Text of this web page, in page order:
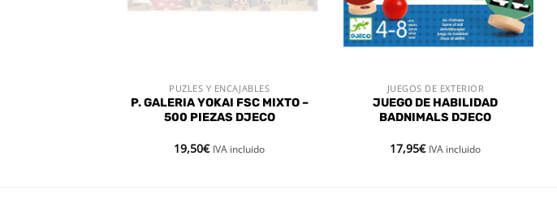
VISTA RÁPIDA
PUZLES Y ENCAJABLES
P. GALERIA YOKAI FSC MIXTO –
500 PIEZAS DJECO
19,50€ IVA incluido
VISTA RÁPIDA
JUEGOS DE EXTERIOR
JUEGO DE HABILIDAD
BADNIMALS DJECO
17,95€ IVA incluido